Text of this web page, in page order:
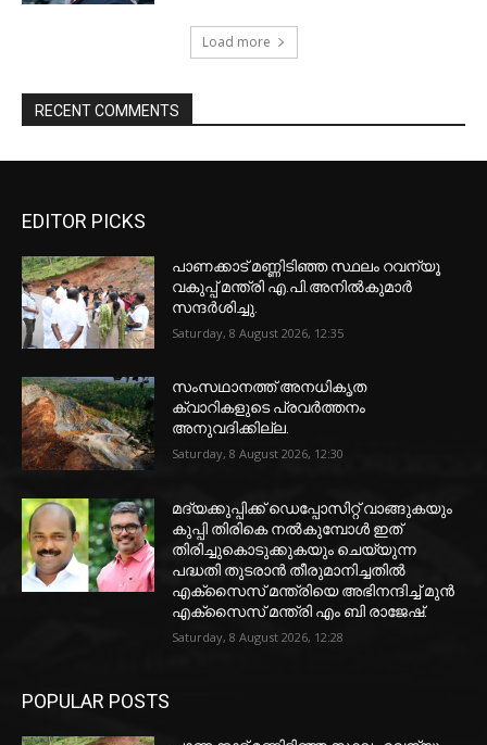
Load more
RECENT COMMENTS
EDITOR PICKS
പാണക്കാട് മണ്ണിടിഞ്ഞ സ്ഥലം റവന്യൂ
വകുപ്പ് മന്ത്രി എ.പി.അനിൽകുമാർ
സന്ദർശിച്ചു.
Saturday, 8 August 2026, 12:35
സംസഥാനത്ത് അനധികൃത
ക്വാറികളുടെ പ്രവര്‍ത്തനം
അനുവദിക്കില്ല.
Saturday, 8 August 2026, 12:30
മദ്യക്കുപ്പിക്ക് ഡെപ്പോസിറ്റ് വാങ്ങുകയും
കുപ്പി തിരികെ നല്‍കുമ്പോള്‍ ഇത്
തിരിച്ചുകൊടുക്കുകയും ചെയ്യുന്ന
പദ്ധതി തുടരാന്‍ തീരുമാനിച്ചതില്‍
എക്‌സൈസ് മന്ത്രിയെ അഭിനന്ദിച്ച് മുന്‍
എക്‌സൈസ് മന്ത്രി എം ബി രാജേഷ്.
Saturday, 8 August 2026, 12:28
POPULAR POSTS